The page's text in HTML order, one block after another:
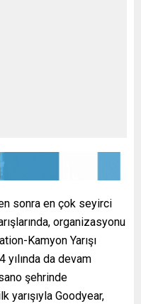
sonra en çok seyirci
organizasyonu
Kamyon Yarışı
da devam
şehrinde
Goodyear,